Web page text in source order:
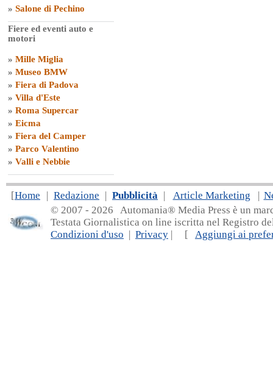
» Salone di Pechino
Fiere ed eventi auto e
motori
» Mille Miglia
» Museo BMW
» Fiera di Padova
» Villa d'Este
» Roma Supercar
» Eicma
» Fiera del Camper
» Parco Valentino
» Valli e Nebbie
[Home | Redazione | Pubblicità | Article Marketing |
© 2007 - 2026 Automania® Media Press è un
Testata Giornalistica on line iscritta nel Registro
Condizioni d'uso | Privacy | [ Aggiungi ai